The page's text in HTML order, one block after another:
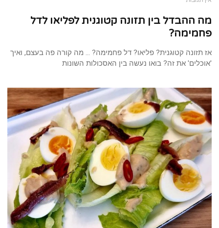
מה ההבדל בין תזונה קטוגנית לפליאו לדל
פחמימה?
אז תזונה קטוגנית? פליאו? דל פחמימה? … מה קורה פה בעצם, ואיך
'אוכלים' את זה? בואו נעשה בין האסכולות השונות